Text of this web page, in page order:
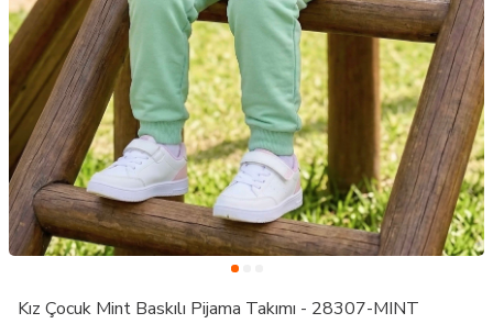
Kız Çocuk Mint Baskılı Pijama Takımı - 28307-MINT